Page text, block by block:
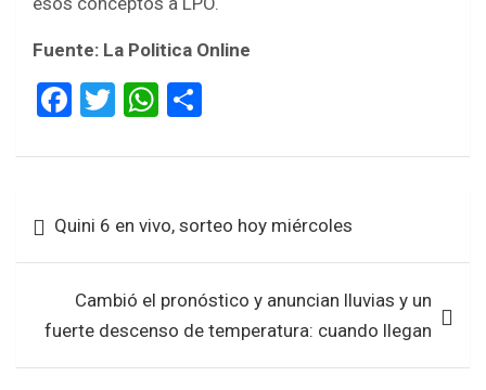
Fuente: La Politica Online
F
ce
o
o
k
T
tt
W
at
A
p
p
ar
de
entradas
Quini 6 en vivo, sorteo hoy miércoles
Cambió el pronóstico y anuncian lluvias y un
fuerte descenso de temperatura: cuando llegan